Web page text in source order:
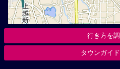
行き方を
タウンガイ